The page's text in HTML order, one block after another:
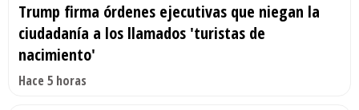
Trump firma órdenes ejecutivas que niegan la
ciudadanía a los llamados 'turistas de
nacimiento'
Hace 5 horas